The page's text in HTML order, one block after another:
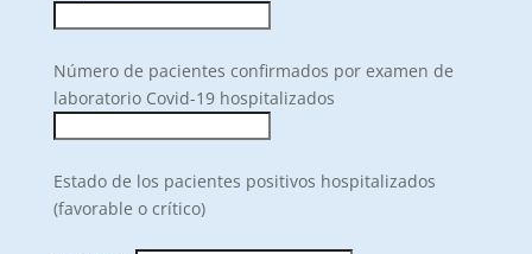
Número de pacientes confirmados por examen de
laboratorio Covid-19 hospitalizados
Estado de los pacientes positivos hospitalizados
(favorable o crítico)